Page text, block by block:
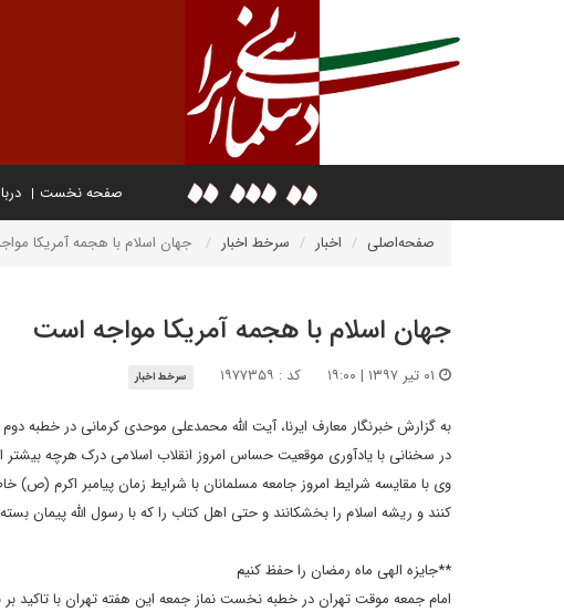
صفحه نخست
صفحه‌اصلی اخبار سرخط اخبار جهان اسلام با هجمه آمریکا
جهان اسلام با هجمه آمریکا مواجه است
کد : ۱۹۷۷۳۵۹ سرخط اخبار
به گزارش خبرنگار معارف ایرنا، آیت الله محمدعلی موحدی کرمانی در خطبه
در سخنانی با یادآوری موقعیت حساس امروز انقلاب اسلامی درک هرچه
وی با مقایسه شرایط امروز جامعه مسلمانان با شرایط زمان پیامبر اکرم
کنند و ریشه اسلام را بخشکانند و حتی اهل کتاب را که با رسول الله پیمان
**جایزه الهی ماه رمضان را حفظ کنیم
امام جمعه موقت تهران در خطبه نخست نماز جمعه این هفته تهران با تاکید